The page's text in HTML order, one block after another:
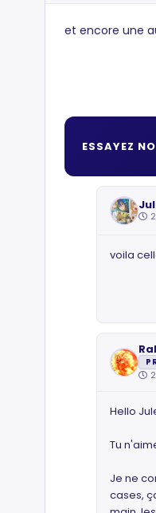
et encore une
ESSAYEZ
voila
Hello
Tu
Je ne
cases,